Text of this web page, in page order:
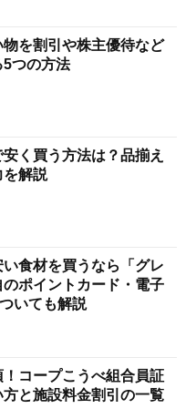
を割引や株主優待など
つの方法
く買う方法は？品揃え
を解説
食材を買うなら「グレ
ポイントカード・電子
いても解説
コープこうべ組合員証
と施設料金割引の一覧